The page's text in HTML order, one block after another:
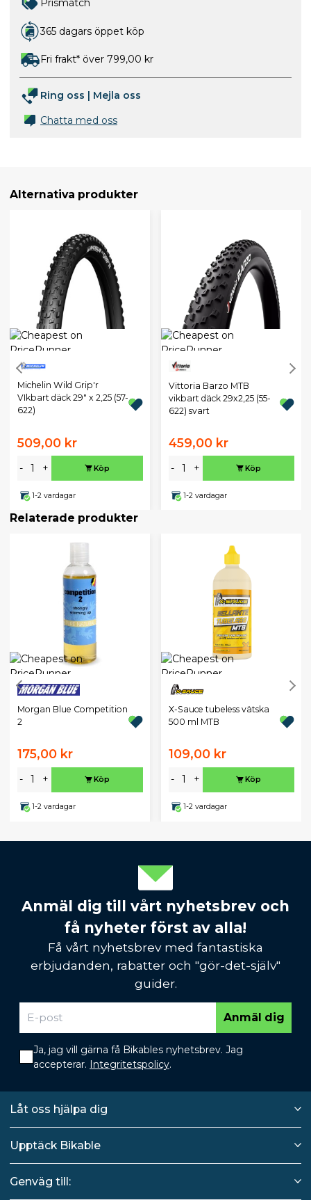
Prismatch
365 dagars öppet köp
Fri frakt* över 799,00 kr
Ring oss | Mejla oss
Chatta med oss
Alternativa produkter
Michelin Wild Grip'r
VIkbart däck 29" x 2,25 (57-
622)
509,00 kr
- + Köp
1-2 vardagar
Vittoria Barzo MTB
vikbart däck 29x2,25 (55-
622) svart
459,00 kr
- + Köp
1-2 vardagar
Relaterade produkter
Morgan Blue Competition
2
175,00 kr
- + Köp
1-2 vardagar
X-Sauce tubeless vätska
500 ml MTB
109,00 kr
- + Köp
1-2 vardagar
Anmäl dig till vårt nyhetsbrev och
få nyheter först av alla!
Få vårt nyhetsbrev med fantastiska
erbjudanden, rabatter och "gör-det-själv"
guider.
Anmäl dig
Ja, jag vill gärna få Bikables nyhetsbrev. Jag
accepterar. Integritetspolicy.
Låt oss hjälpa dig
Upptäck Bikable
Genväg till: